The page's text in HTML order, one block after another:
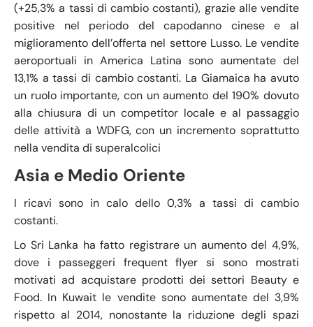
(+25,3% a tassi di cambio costanti), grazie alle vendite
positive nel periodo del capodanno cinese e al
miglioramento dell’offerta nel settore Lusso. Le vendite
aeroportuali in America Latina sono aumentate del
13,1% a tassi di cambio costanti. La Giamaica ha avuto
un ruolo importante, con un aumento del 190% dovuto
alla chiusura di un competitor locale e al passaggio
delle attività a WDFG, con un incremento soprattutto
nella vendita di superalcolici
Asia e Medio Oriente
I ricavi sono in calo dello 0,3% a tassi di cambio
costanti.
Lo Sri Lanka ha fatto registrare un aumento del 4,9%,
dove i passeggeri frequent flyer si sono mostrati
motivati ad acquistare prodotti dei settori Beauty e
Food. In Kuwait le vendite sono aumentate del 3,9%
rispetto al 2014, nonostante la riduzione degli spazi